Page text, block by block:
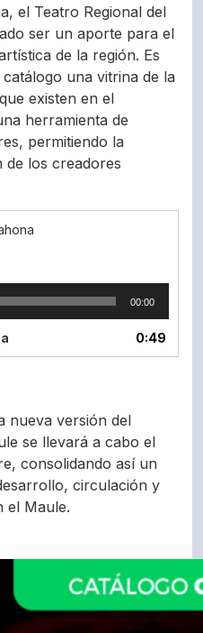
el Teatro Regional del
ser un aporte para el
de la región. Es
una vitrina de la
existen en el
herramienta de
permitiendo la
los creadores
00:00
0:49
nueva versión del
se llevará a cabo el
consolidando así un
circulación y
el Maule.